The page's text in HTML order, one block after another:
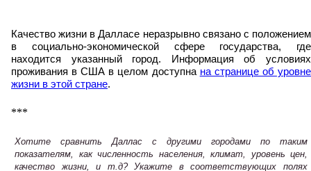
Качество жизни в Далласе неразрывно связано с положением
в социально-экономической сфере государства, где
находится указанный город. Информация об условиях
проживания в США в целом доступна на странице об уровне
жизни в этой стране.
***
Хотите сравнить Даллас с другими городами по таким
показателям, как численность населения, климат, уровень цен,
качество жизни, и т.д? Укажите в соответствующих полях